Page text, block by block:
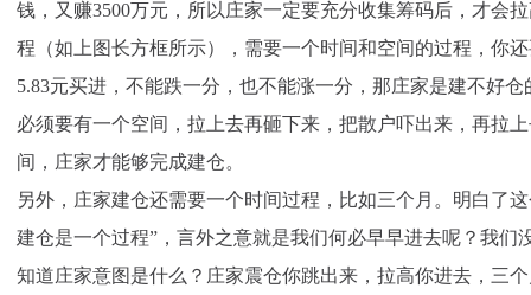
钱，又赚3500万元，所以庄家一定要充分收集筹码后，才会
程（如上图长方框所示），需要一个时间和空间的过程，你
5.83元买进，不能跌一分，也不能涨一分，那庄家是建不好
必须要有一个空间，拉上去再砸下来，把散户吓出来，再拉
间，庄家才能够完成建仓。
另外，庄家建仓还需要一个时间过程，比如三个月。明白了
建仓是一个过程”，言外之意就是我们何必早早进去呢？我们
知道庄家意图是什么？庄家震仓你跳出来，拉高你进去，三